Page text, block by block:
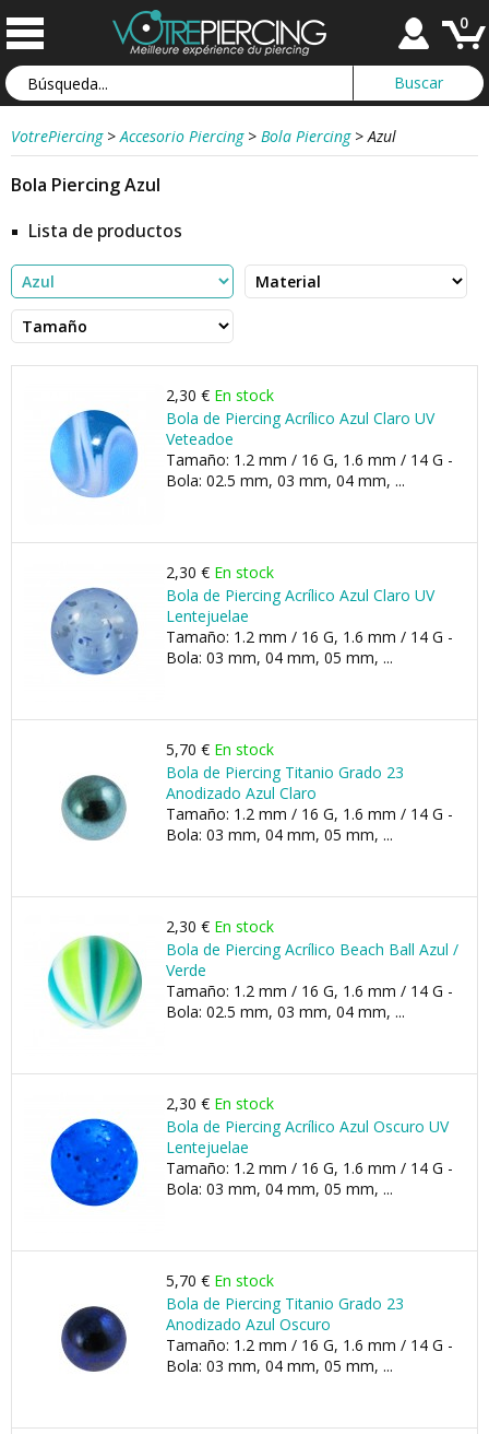
0
VotrePiercing > Accesorio Piercing > Bola Piercing > Azul
Bola Piercing Azul
Lista de productos
2,30 € En stock
Bola de Piercing Acrílico Azul Claro UV
Veteadoe
Tamaño: 1.2 mm / 16 G, 1.6 mm / 14 G -
Bola: 02.5 mm, 03 mm, 04 mm, ...
2,30 € En stock
Bola de Piercing Acrílico Azul Claro UV
Lentejuelae
Tamaño: 1.2 mm / 16 G, 1.6 mm / 14 G -
Bola: 03 mm, 04 mm, 05 mm, ...
5,70 € En stock
Bola de Piercing Titanio Grado 23
Anodizado Azul Claro
Tamaño: 1.2 mm / 16 G, 1.6 mm / 14 G -
Bola: 03 mm, 04 mm, 05 mm, ...
2,30 € En stock
Bola de Piercing Acrílico Beach Ball Azul /
Verde
Tamaño: 1.2 mm / 16 G, 1.6 mm / 14 G -
Bola: 02.5 mm, 03 mm, 04 mm, ...
2,30 € En stock
Bola de Piercing Acrílico Azul Oscuro UV
Lentejuelae
Tamaño: 1.2 mm / 16 G, 1.6 mm / 14 G -
Bola: 03 mm, 04 mm, 05 mm, ...
5,70 € En stock
Bola de Piercing Titanio Grado 23
Anodizado Azul Oscuro
Tamaño: 1.2 mm / 16 G, 1.6 mm / 14 G -
Bola: 03 mm, 04 mm, 05 mm, ...